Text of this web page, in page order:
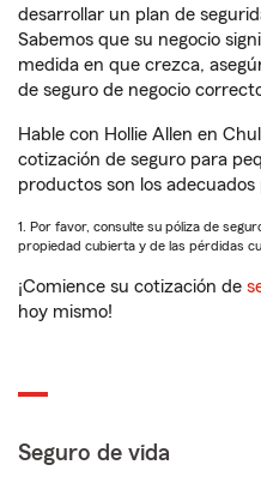
desarrollar un plan de
Sabemos que su negocio
medida en que crezca,
de seguro de negocio
Hable con Hollie Allen en
cotización de seguro para
productos son los adecuados
1. Por favor, consulte su póliza de
propiedad cubierta y de las pérdidas
¡Comience su cotización de
hoy mismo!
Seguro de vida